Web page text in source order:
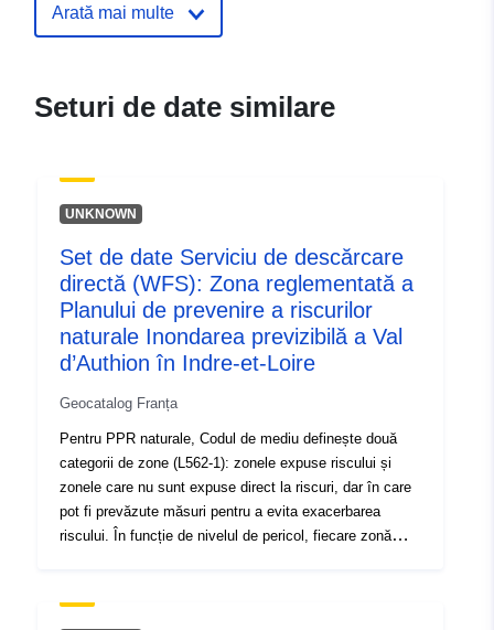
cb119b226f86
Tip:
Resursă:
http://inspire.ec.europa.eu/
codelist/ResourceType/services
Arată mai multe
Seturi de date similare
UNKNOWN
Set de date Serviciu de descărcare
directă (WFS): Zona reglementată a
Planului de prevenire a riscurilor
naturale Inondarea previzibilă a Val
d’Authion în Indre-et-Loire
Geocatalog Franța
Pentru PPR naturale, Codul de mediu definește două
categorii de zone (L562-1): zonele expuse riscului și
zonele care nu sunt expuse direct la riscuri, dar în care
pot fi prevăzute măsuri pentru a evita exacerbarea
riscului. În funcție de nivelul de pericol, fiecare zonă
de zone interzise”, cunoscute sub denumirea de „zone